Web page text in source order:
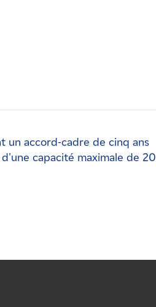
un accord-cadre de cinq ans
capacité maximale de 20